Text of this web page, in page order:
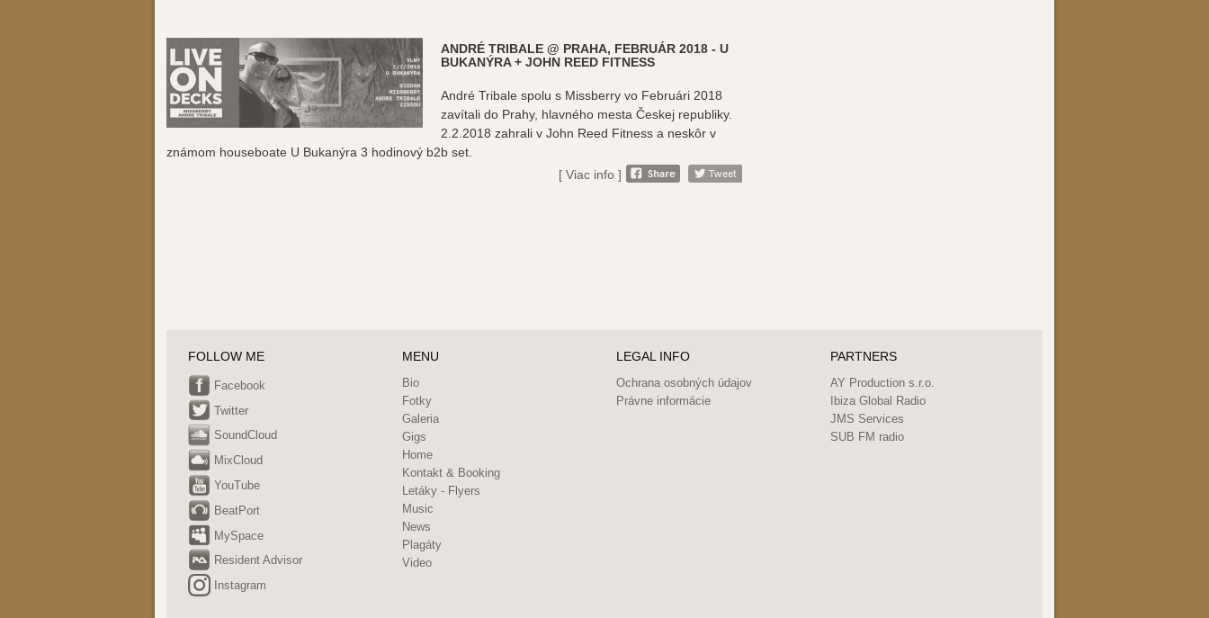
ANDRÉ TRIBALE @ PRAHA, FEBRUÁR 2018 - U
BUKANÝRA + JOHN REED FITNESS
André Tribale spolu s Missberry vo Februári 2018
zavítali do Prahy, hlavného mesta Českej republiky.
2.2.2018 zahrali v John Reed Fitness a neskôr v
známom houseboate U Bukanýra 3 hodinový b2b set.
[ Viac info ]
FOLLOW ME
Facebook
Twitter
SoundCloud
MixCloud
YouTube
BeatPort
MySpace
Resident Advisor
Instagram
MENU
Bio
Fotky
Galeria
Gigs
Home
Kontakt & Booking
Letáky - Flyers
Music
News
Plagáty
Video
LEGAL INFO
Ochrana osobných údajov
Právne informácie
PARTNERS
AY Production s.r.o.
Ibiza Global Radio
JMS Services
SUB FM radio